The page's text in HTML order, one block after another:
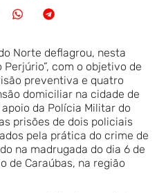
Norte deflagrou, nesta
com o objetivo de
preventiva e quatro
domiciliar na cidade de
da Polícia Militar do
prisões de dois policiais
pela prática do crime de
na madrugada do dia 6 de
de Caraúbas, na região